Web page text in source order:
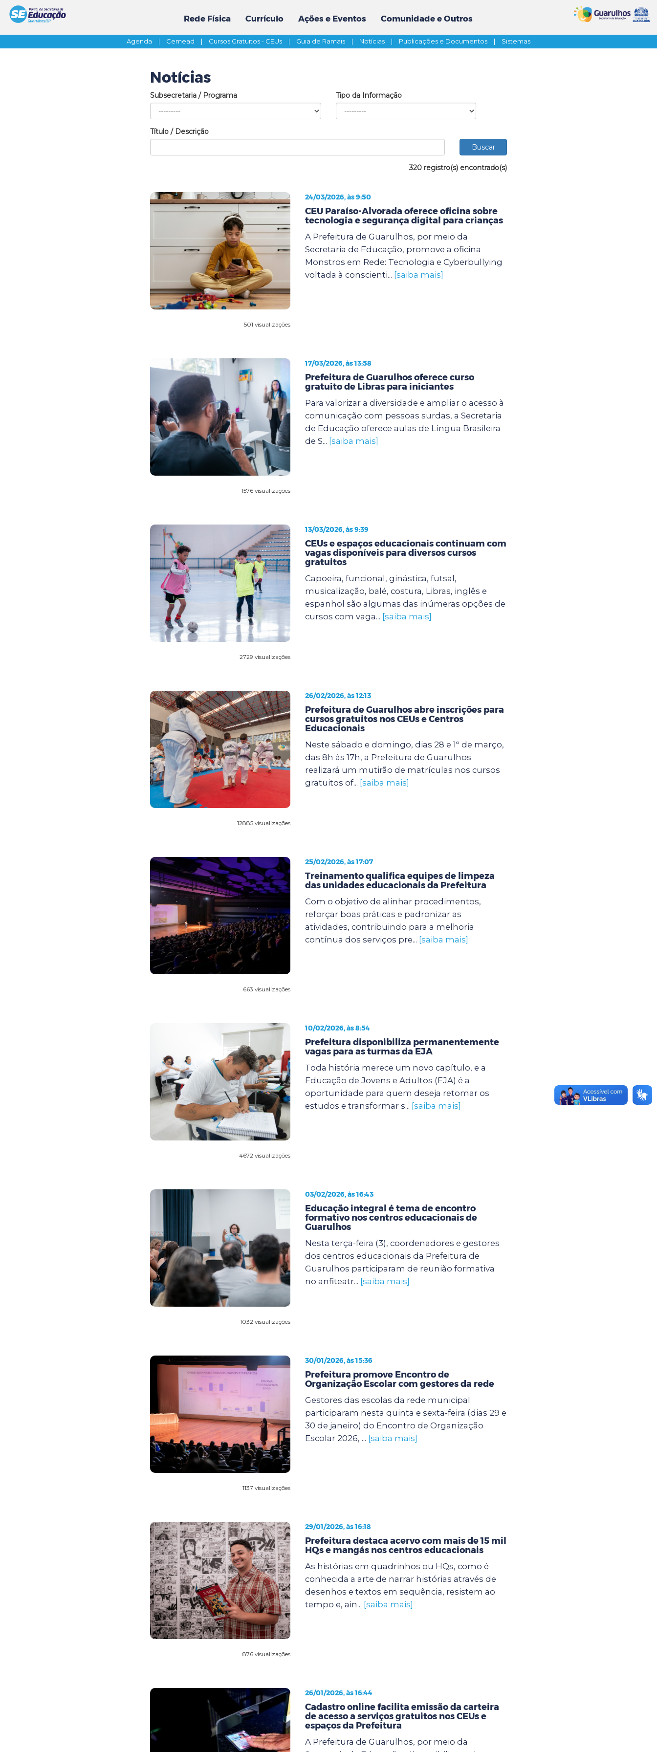
Rede Física Currículo Ações e Eventos Comunidade e Outros
Agenda | Cemead | Cursos Gratuitos - CEUs | Guia de Ramais | Notícias | Publicações e Documentos | Sistemas
Notícias
Subsecretaria / Programa Tipo da Informação
Título / Descrição
320 registro(s) encontrado(s)
501 visualizações
24/03/2026, às 9:50
CEU Paraíso-Alvorada oferece oficina sobre
tecnologia e segurança digital para crianças
A Prefeitura de Guarulhos, por meio da
Secretaria de Educação, promove a oficina
Monstros em Rede: Tecnologia e Cyberbullying
voltada à conscienti... [saiba mais]
1576 visualizações
17/03/2026, às 13:58
Prefeitura de Guarulhos oferece curso
gratuito de Libras para iniciantes
Para valorizar a diversidade e ampliar o acesso à
comunicação com pessoas surdas, a Secretaria
de Educação oferece aulas de Língua Brasileira
de S... [saiba mais]
2729 visualizações
13/03/2026, às 9:39
CEUs e espaços educacionais continuam com
vagas disponíveis para diversos cursos
gratuitos
Capoeira, funcional, ginástica, futsal,
musicalização, balé, costura, Libras, inglês e
espanhol são algumas das inúmeras opções de
cursos com vaga... [saiba mais]
12885 visualizações
26/02/2026, às 12:13
Prefeitura de Guarulhos abre inscrições para
cursos gratuitos nos CEUs e Centros
Educacionais
Neste sábado e domingo, dias 28 e 1º de março,
das 8h às 17h, a Prefeitura de Guarulhos
realizará um mutirão de matrículas nos cursos
gratuitos of... [saiba mais]
663 visualizações
25/02/2026, às 17:07
Treinamento qualifica equipes de limpeza
das unidades educacionais da Prefeitura
Com o objetivo de alinhar procedimentos,
reforçar boas práticas e padronizar as
atividades, contribuindo para a melhoria
contínua dos serviços pre... [saiba mais]
4672 visualizações
10/02/2026, às 8:54
Prefeitura disponibiliza permanentemente
vagas para as turmas da EJA
Toda história merece um novo capítulo, e a
Educação de Jovens e Adultos (EJA) é a
oportunidade para quem deseja retomar os
estudos e transformar s... [saiba mais]
1032 visualizações
03/02/2026, às 16:43
Educação integral é tema de encontro
formativo nos centros educacionais de
Guarulhos
Nesta terça-feira (3), coordenadores e gestores
dos centros educacionais da Prefeitura de
Guarulhos participaram de reunião formativa
no anfiteatr... [saiba mais]
1137 visualizações
30/01/2026, às 15:36
Prefeitura promove Encontro de
Organização Escolar com gestores da rede
Gestores das escolas da rede municipal
participaram nesta quinta e sexta-feira (dias 29 e
30 de janeiro) do Encontro de Organização
Escolar 2026, ... [saiba mais]
876 visualizações
29/01/2026, às 16:18
Prefeitura destaca acervo com mais de 15 mil
HQs e mangás nos centros educacionais
As histórias em quadrinhos ou HQs, como é
conhecida a arte de narrar histórias através de
desenhos e textos em sequência, resistem ao
tempo e, ain... [saiba mais]
26/01/2026, às 16:44
Cadastro online facilita emissão da carteira
de acesso a serviços gratuitos nos CEUs e
espaços da Prefeitura
A Prefeitura de Guarulhos, por meio da